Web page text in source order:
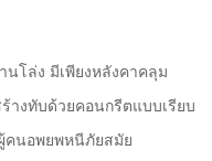
นโล่ง มีเพียงหลังคาคลุม
างทับด้วยคอนกรีตแบบเรียบ
คนอพยพหนีภัยสมัย